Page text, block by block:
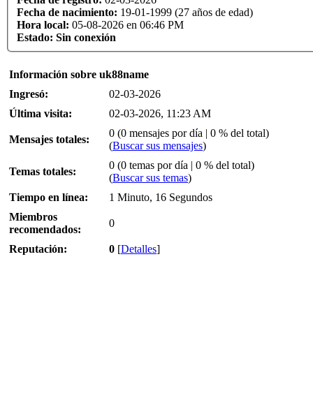
Fecha de nacimiento: 19-01-1999 (27 años de edad)
Hora local: 05-08-2026 en 06:46 PM
Estado: Sin conexión
Información sobre uk88name
Ingresó:
02-03-2026
Última visita:
02-03-2026, 11:23 AM
Mensajes totales:
0 (0 mensajes por día | 0 % del total)
(Buscar sus mensajes)
Temas totales:
0 (0 temas por día | 0 % del total)
(Buscar sus temas)
Tiempo en línea:
1 Minuto, 16 Segundos
Miembros
recomendados:
0
Reputación: 0 [Detalles]